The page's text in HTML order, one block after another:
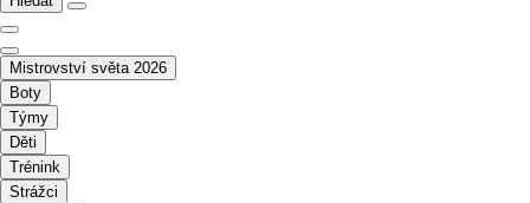
Mistrovství světa 2026
Boty
Týmy
Děti
Trénink
Strážci